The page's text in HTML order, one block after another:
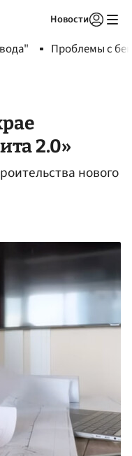
Новости
Проблемы с
2.0»
нового